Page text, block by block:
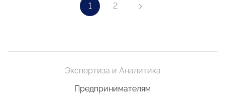
1 2
Экспертиза и Аналитика
Предпринимателям